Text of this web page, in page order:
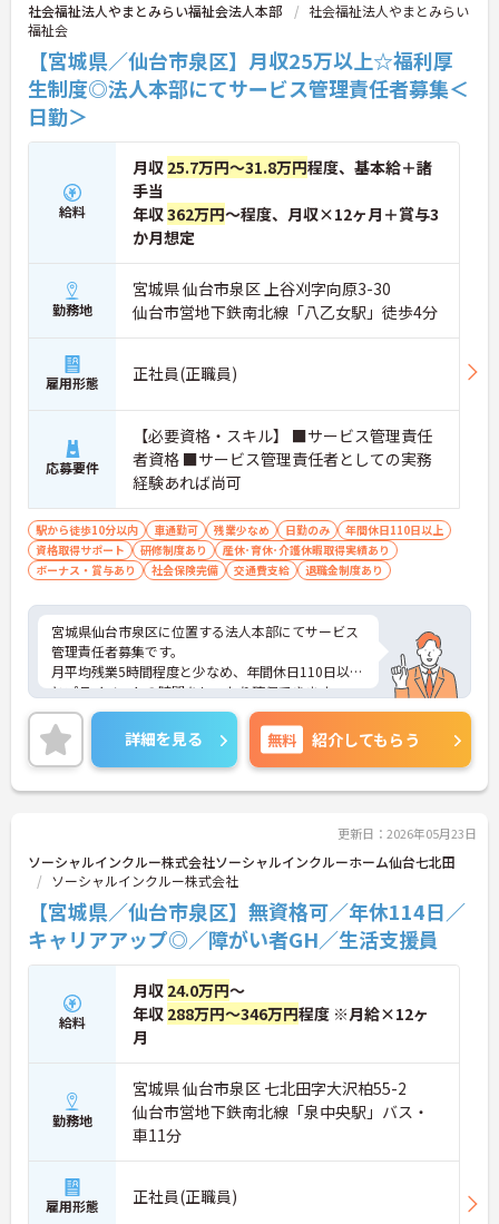
・年間休日114日、残業月平均10時間程度という就
業環境に加え、産前産後休暇や育児休暇制度がしっ
かりと整備されています。オンとオフの切り替えを
明確にし、心身ともに充実した状態で長くご活躍い
ただけます。
・グループホーム一棟あたりの入居者様20名定員を
常時2～4名のスタッフで支援、国基準を上回る人員
配置や夜間複数名体制が敷かれているため、業務に
追われることなくご利用者様のペースに合わせたサ
ポートが可能です。施設も専用設計で働きやすく、
ご自身の理想とする福祉を実践できる環境が整って
社会福祉法人やまとみらい福祉会法人本部
社会福祉法人やまとみらい
福祉会
【宮城県／仙台市泉区】月収25万以上☆福利厚
生制度◎法人本部にてサービス管理責任者募集＜
日勤＞
給料
月収 25.7万円～31.8万円程度、基本給＋諸
手当
年収362万円～程度、月収×12ヶ月＋賞与3
か月想定
勤務地
宮城県 仙台市泉区 上谷刈字向原3-30
仙台市営地下鉄南北線「八乙女駅」徒歩4分
雇用形態 正社員(正職員)
応募要件
【必要資格・スキル】 ■サービス管理責任
者資格 ■サービス管理責任者としての実務
経験あれば尚可
駅から徒歩10分以内 車通勤可 残業少なめ 日勤のみ
年間休日110日以上
資格取得サポート
研修制度あり
産休･育休･介護休暇取得実績あり
ボーナス・賞与あり
社会保険完備 交通費支給 退職金制度あり
宮城県仙台市泉区に位置する法人本部にてサービス
管理責任者募集です。
月平均残業5時間程度と少なめ、年間休日110日以上
とプライベートの時間をしっかり確保できます。
ご興味のある方には、面接対策ポイントなど、さら
に詳細をお話いたしますので、お気軽にご相談くだ
さい。
詳細を見る 無料 紹介してもらう
更新日：2026年05月23日
ソーシャルインクルー株式会社ソーシャルインクルーホーム仙台七北田
ソーシャルインクルー株式会社
【宮城県／仙台市泉区】無資格可／年休114日／
キャリアアップ◎／障がい者GH／生活支援員
給料
月収 24.0万円～
年収 288万円～346万円程度 ※月給×12ヶ
月
勤務地
宮城県 仙台市泉区 七北田字大沢柏55-2
仙台市営地下鉄南北線「泉中央駅」バス・
車11分
雇用形態 正社員(正職員)